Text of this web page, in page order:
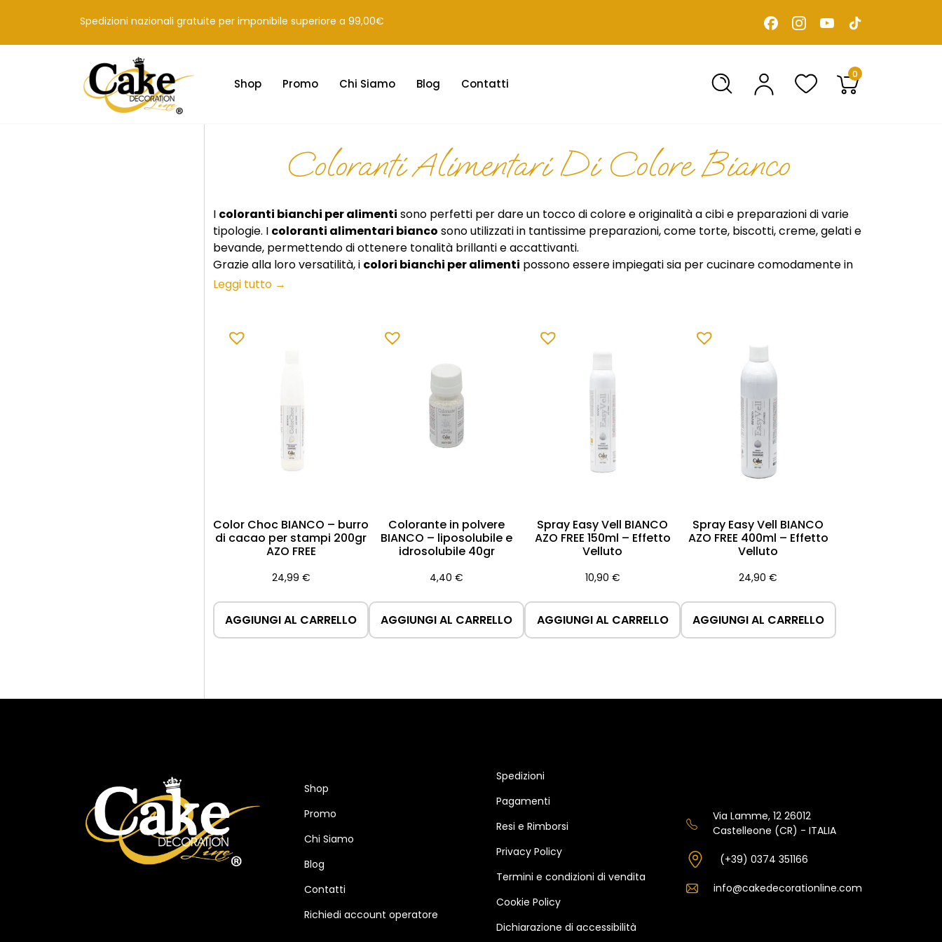
Spedizioni nazionali gratuite per imponibile superiore a 99,00€
Shop Promo Chi Siamo Blog Contatti
0
Coloranti Alimentari Di Colore Bianco
I coloranti bianchi per alimenti sono perfetti per dare un tocco di colore e originalità a cibi e preparazioni di varie
tipologie. I coloranti alimentari bianco sono utilizzati in tantissime preparazioni, come torte, biscotti, creme, gelati e
bevande, permettendo di ottenere tonalità brillanti e accattivanti.
Grazie alla loro versatilità, i colori bianchi per alimenti possono essere impiegati sia per cucinare comodamente in
casa che in preparazioni più complesse da veri professionisti, offrendo tantissime possibilità creative per decorazioni
biscotto o semifreddo in un’opera d’arte.
Leggi tutto →
Color Choc BIANCO – burro
di cacao per stampi 200gr
AZO FREE
24,99 €
AGGIUNGI AL CARRELLO
Colorante in polvere
BIANCO – liposolubile e
idrosolubile 40gr
4,40€
AGGIUNGI AL CARRELLO
Spray Easy Vell BIANCO
AZO FREE 150ml – Effetto
Velluto
10,90 €
AGGIUNGI AL CARRELLO
Spray Easy Vell BIANCO
AZO FREE 400ml – Effetto
Velluto
24,90€
AGGIUNGI AL CARRELLO
Shop
Promo
Chi Siamo
Blog
Contatti
Richiedi account operatore
Spedizioni
Pagamenti
Resi e Rimborsi
Privacy Policy
Termini e condizioni di vendita
Cookie Policy
Dichiarazione di accessibilità
Via Lamme, 12 26012
Castelleone (CR) - ITALIA
(+39) 0374 351166
info@cakedecorationline.com